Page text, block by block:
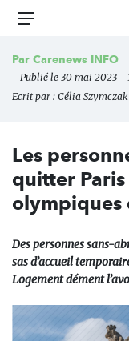
Aller
principal
Menu
Par Carenews INFO
- Publié le 30 mai 2023 -
Ecrit par : Célia Szymczak
Les
quitter
olympiques
Des personnes sans-
sas d’accueil
Logement dément